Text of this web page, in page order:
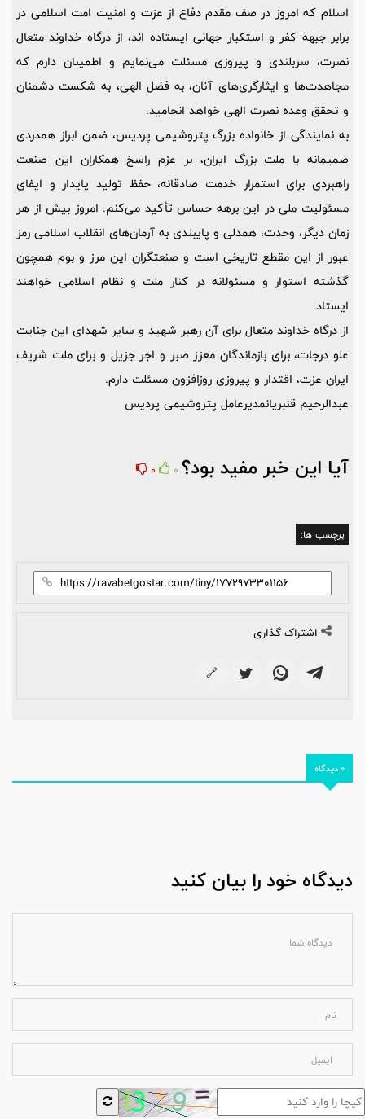
اسلام که امروز در صف مقدم دفاع از عزت و امنیت امت اسلامی در
برابر جبهه کفر و استکبار جهانی ایستاده اند، از درگاه خداوند متعال
نصرت، سربلندی و پیروزی مسئلت می‌نمایم و اطمینان دارم که
مجاهدت‌ها و ایثارگری‌های آنان، به فضل الهی، به شکست دشمنان
و تحقق وعده نصرت الهی خواهد انجامید.
به نمایندگی از خانواده بزرگ پتروشیمی پردیس، ضمن ابراز همدردی
صمیمانه با ملت بزرگ ایران، بر عزم راسخ همکاران این صنعت
راهبردی برای استمرار خدمت صادقانه، حفظ تولید پایدار و ایفای
مسئولیت ملی در این برهه حساس تأکید می‌کنم. امروز بیش از هر
زمان دیگر، وحدت، همدلی و پایبندی به آرمان‌های انقلاب اسلامی رمز
عبور از این مقطع تاریخی است و صنعتگران این مرز و بوم همچون
گذشته استوار و مسئولانه در کنار ملت و نظام اسلامی خواهند
ایستاد.
از درگاه خداوند متعال برای آن رهبر شهید و سایر شهدای این جنایت
علو درجات، برای بازماندگان معزز صبر و اجر جزیل و برای ملت شریف
ایران عزت، اقتدار و پیروزی روزافزون مسئلت دارم.
عبدالرحیم قنبریانمدیرعامل پتروشیمی پردیس
آیا این خبر مفید بود؟ 0
0
برچسب ها:
اشتراک گذاری
🔗
0 دیدگاه
دیدگاه خود را بیان کنید